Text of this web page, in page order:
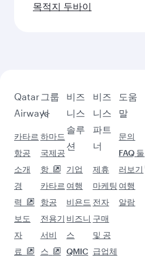
목적지 두바이
Qatar
Airways
카타르
항공
소개
경
력
보도
자
료
그룹
사
하마드
국제공
항
카타르
항공
전용기
서비
스
비즈
니스
솔루
션
기업
여행
비욘드
비즈니
스
QMIC
비즈
니스
파트
너
제휴
마케팅
전자
구매
및 공
급업체
도움
말
문의
FAQ 둘
러보기
여행
알람